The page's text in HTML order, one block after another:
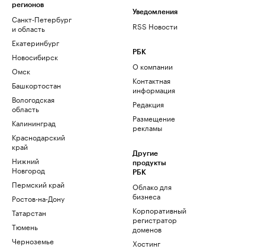
регионов
Санкт-Петербург
и область
Екатеринбург
Новосибирск
Омск
Башкортостан
Вологодская
область
Калининград
Краснодарский
край
Нижний
Новгород
Пермский край
Ростов-на-Дону
Татарстан
Тюмень
Черноземье
Уведомления
RSS Новости
РБК
О компании
Контактная
информация
Редакция
Размещение
рекламы
Другие
продукты
РБК
Облако для
бизнеса
Корпоративный
регистратор
доменов
Хостинг